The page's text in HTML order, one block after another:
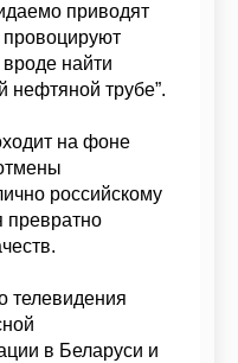
приводят
найти
нефтяной трубе”.
на фоне
российскому
превратно
телевидения
в Беларуси и